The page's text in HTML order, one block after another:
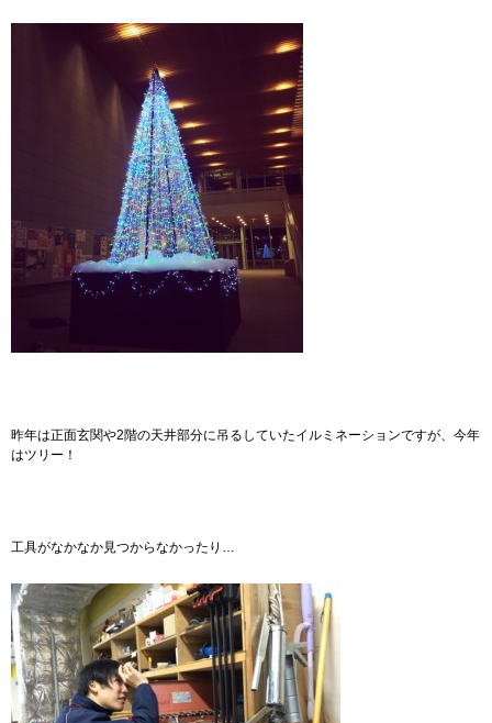
昨年は正面玄関や2階の天井部分に吊るしていたイルミネーションですが、今年
はツリー！
工具がなかなか見つからなかったり…